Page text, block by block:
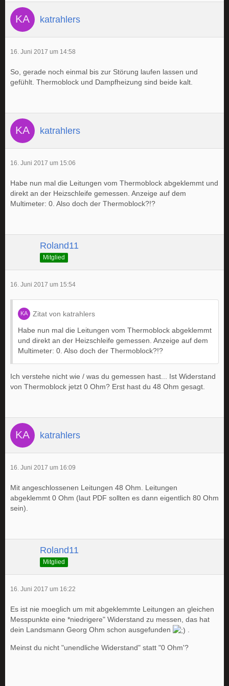
katrahlers
16. Juni 2017 um 14:58
So, gerade noch einmal bis zur Störung laufen lassen und
gefühlt. Thermoblock und Dampfheizung sind beide kalt.
katrahlers
16. Juni 2017 um 15:06
Habe nun mal die Leitungen vom Thermoblock abgeklemmt und
direkt an der Heizschleife gemessen. Anzeige auf dem
Multimeter: 0. Also doch der Thermoblock?!?
Roland11
Mitglied
16. Juni 2017 um 15:54
Zitat von katrahlers
Habe nun mal die Leitungen vom Thermoblock abgeklemmt
und direkt an der Heizschleife gemessen. Anzeige auf dem
Multimeter: 0. Also doch der Thermoblock?!?
Ich verstehe nicht wie / was du gemessen hast... Ist Widerstand
von Thermoblock jetzt 0 Ohm? Erst hast du 48 Ohm gesagt.
katrahlers
16. Juni 2017 um 16:09
Mit angeschlossenen Leitungen 48 Ohm. Leitungen
abgeklemmt 0 Ohm (laut PDF sollten es dann eigentlich 80 Ohm
sein).
Roland11
Mitglied
16. Juni 2017 um 16:22
Es ist nie moeglich um mit abgeklemmte Leitungen an gleichen
Messpunkte eine *niedrigere" Widerstand zu messen, das hat
dein Landsmann Georg Ohm schon ausgefunden
Meinst du nicht "unendliche Widerstand" statt "0 Ohm'?